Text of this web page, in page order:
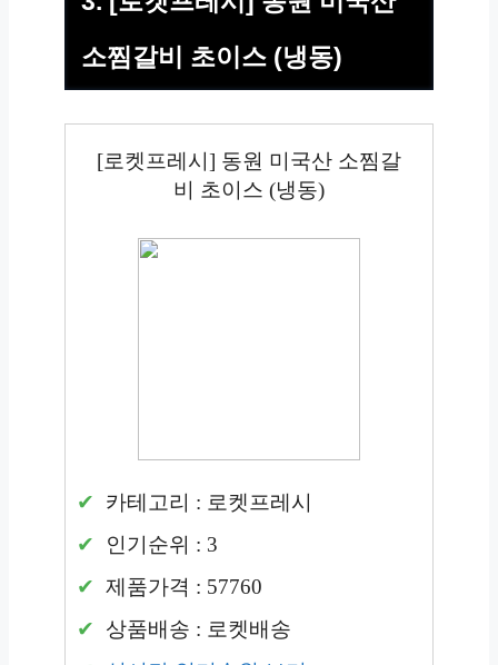
소찜갈비 초이스 (냉동)
[로켓프레시] 동원 미국산 소찜갈
비 초이스 (냉동)
카테고리 : 로켓프레시
인기순위 : 3
제품가격 : 57760
상품배송 : 로켓배송